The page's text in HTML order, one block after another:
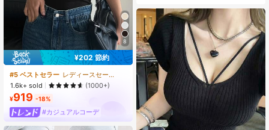
8
¥202 節約
#5 ベストセラー
レディースセーターベスト
1.6k+ sold
(1000+)
¥919 -18%
#カジュアルコーデ